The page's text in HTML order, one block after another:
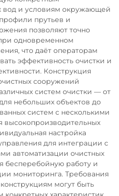
вод и условиям окружающей
прутьев и
позволяют точно
одновременном
что даёт операторам
эффективность очистки и
Конструкция
сооружений
систем очистки — от
небольших объектов до
систем с несколькими
высокопроизводительных
настройка
для интеграции с
автоматизации очистных
бесперебойную работу и
мониторинга. Требования
могут быть